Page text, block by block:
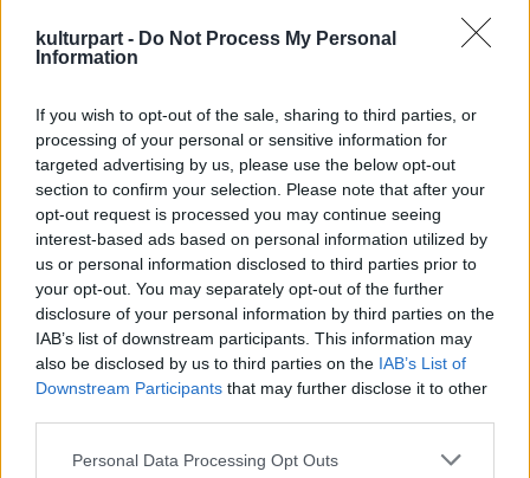
kulturpart - Do Not Process My Personal
Information
If you wish to opt-out of the sale, sharing to third parties, or
processing of your personal or sensitive information for
targeted advertising by us, please use the below opt-out
section to confirm your selection. Please note that after your
opt-out request is processed you may continue seeing
interest-based ads based on personal information utilized by
us or personal information disclosed to third parties prior to
your opt-out. You may separately opt-out of the further
disclosure of your personal information by third parties on the
IAB’s list of downstream participants. This information may
also be disclosed by us to third parties on the IAB’s List of
Downstream Participants that may further disclose it to other
Please note that this website/app uses one or more Google
Personal Data Processing Opt Outs